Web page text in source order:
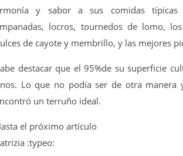
y sabor a sus comidas típicas
locros, tournedos de lomo,
de cayote y membrillo, y las mejores
destacar que el 95%de su superficie
Lo que no podía ser de otra manera
un terruño ideal.
el próximo artículo
:typeo: